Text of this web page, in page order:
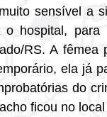
sensível a
o hospital,
RS. A
ela já
do
ficou no